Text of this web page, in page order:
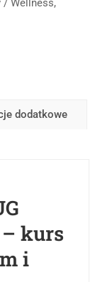
/ Wellness,
dodatkowe
– kurs
i